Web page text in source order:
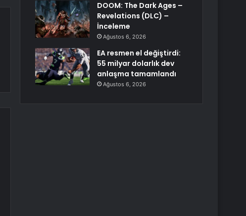
DOOM: The Dark Ages –
Revelations (DLC) –
İnceleme
Ağustos 6, 2026
EA resmen el değiştirdi:
55 milyar dolarlık dev
anlaşma tamamlandı
Ağustos 6, 2026